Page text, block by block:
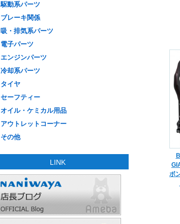
駆動系パーツ
ブレーキ関係
吸・排気系パーツ
電子パーツ
エンジンパーツ
冷却系パーツ
タイヤ
セーフティー
オイル・ケミカル用品
アウトレットコーナー
その他
LINK
ボ